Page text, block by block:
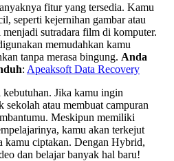
fitur yang tersedia. Kamu
seperti kejernihan gambar atau
sutradara film di komputer.
memudahkan kamu
tanpa merasa bingung. Anda
: Apeaksoft Data Recovery
Jika kamu ingin
atau membuat campuran
Meskipun memiliki
kamu akan terkejut
kamu ciptakan. Dengan Hybrid,
dan belajar banyak hal baru!